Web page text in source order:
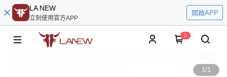
LA NEW
立刻使用官方APP
開啟APP
0
1/1